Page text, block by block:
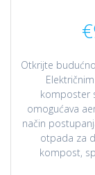
€
Otkrijte
komposter
omogućava
način
otpada za
kompost,